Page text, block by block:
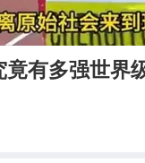
有多强世界